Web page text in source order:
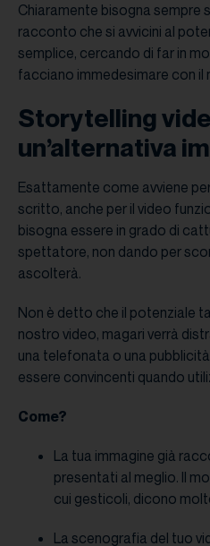
Chiaramente bisogna sempre
racconto che si avvicini al
semplice, cercando di far in
facciano immedesimare con
Storytelling
un’alternativa
Esattamente come avviene
scritto, anche per il video
bisogna essere in grado di
spettatore, non dando per
ascolterà.
Non è detto che il potenziale
nostro video, magari verrà
una telefonata o una
essere convincenti quando
Come?
La tua immagine già
presentati al meglio. Il
cui gesticoli, dicono
La scenografia del tuo